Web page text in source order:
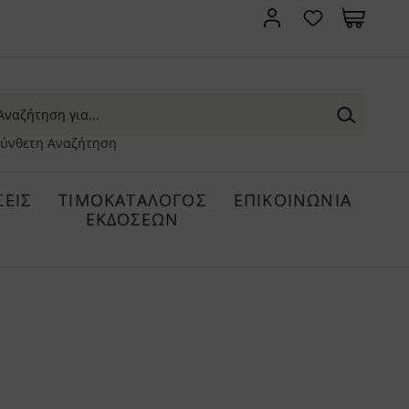
Αναζήτηση
ΤΙΜΟΚΑΤΑΛΟΓΟΣ
ΕΚΔΟΣΕΩΝ
ΕΠΙΚΟΙΝΩΝΙΑ